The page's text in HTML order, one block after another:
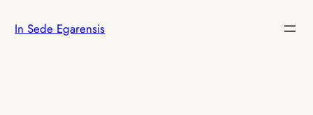
In Sede Egarensis